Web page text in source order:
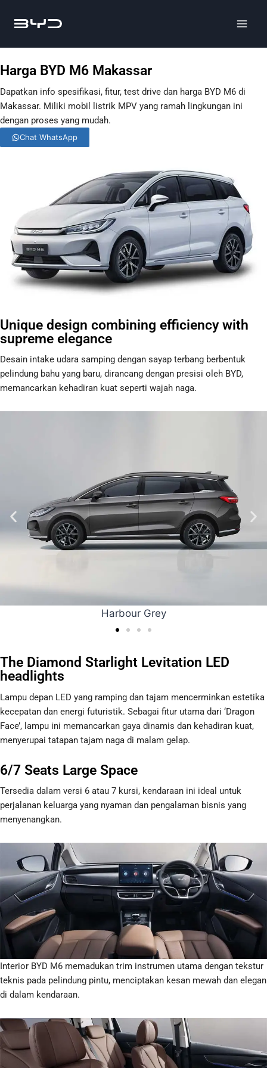
Harga BYD M6 Makassar
Dapatkan info spesifikasi, fitur, test drive dan harga BYD M6 di
Makassar. Miliki mobil listrik MPV yang ramah lingkungan ini
dengan proses yang mudah.
Chat WhatsApp
Unique design combining efficiency with
supreme elegance
Desain intake udara samping dengan sayap terbang berbentuk
pelindung bahu yang baru, dirancang dengan presisi oleh BYD,
memancarkan kehadiran kuat seperti wajah naga.
Crystal white
The Diamond Starlight Levitation LED
headlights
Lampu depan LED yang ramping dan tajam mencerminkan estetika
kecepatan dan energi futuristik. Sebagai fitur utama dari ‘Dragon
Face’, lampu ini memancarkan gaya dinamis dan kehadiran kuat,
menyerupai tatapan tajam naga di malam gelap.
6/7 Seats Large Space
Tersedia dalam versi 6 atau 7 kursi, kendaraan ini ideal untuk
perjalanan keluarga yang nyaman dan pengalaman bisnis yang
menyenangkan.
Interior BYD M6 memadukan trim instrumen utama dengan tekstur
teknis pada pelindung pintu, menciptakan kesan mewah dan elegan
di dalam kendaraan.